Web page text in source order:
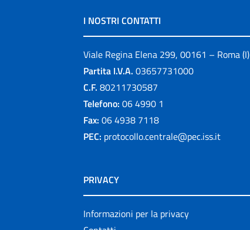
I NOSTRI CONTATTI
Viale Regina Elena 299, 00161 – Roma (I)
Partita I.V.A. 03657731000
C.F. 80211730587
Telefono: 06 4990 1
Fax: 06 4938 7118
PEC: protocollo.centrale@pec.iss.it
PRIVACY
Informazioni per la privacy